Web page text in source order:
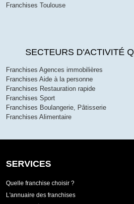
Franchises Toulouse
SECTEURS D'ACTIVITÉ
Franchises Agences immobilières
Franchises Aide à la personne
Franchises Restauration rapide
Franchises Sport
Franchises Boulangerie, Pâtisserie
Franchises Alimentaire
SERVICES
Quelle franchise choisir ?
L'annuaire des franchises